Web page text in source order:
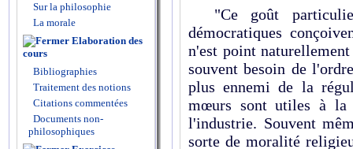
Sur la philosophie
La morale
Elaboration des
cours
Bibliographies
Traitement des notions
Citations commentées
Documents non-
philosophiques
"Ce goût
démocratiques
n'est point
souvent besoin de
plus ennemi de la
mœurs sont utiles à la
l'industrie. Souvent
sorte de moralité